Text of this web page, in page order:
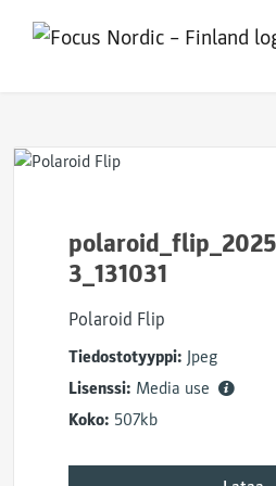
3_131031
Polaroid Flip
Tiedostotyyppi: Jpeg
Lisenssi: Media use
Koko: 507kb